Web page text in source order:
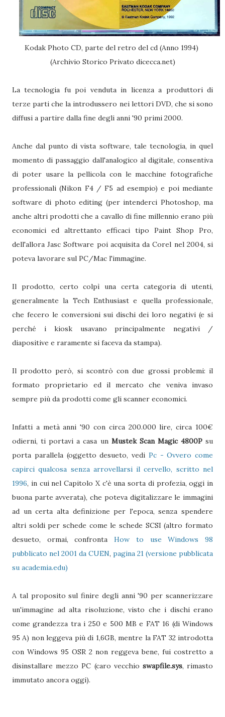
Kodak Photo CD, parte del retro del cd (Anno 1994)
(Archivio Storico Privato dicecca.net)
La tecnologia fu poi venduta in licenza a produttori di
terze parti che la introdussero nei lettori DVD, che si sono
diffusi a partire dalla fine degli anni '90 primi 2000.
Anche dal punto di vista software, tale tecnologia, in quel
momento di passaggio dall'analogico al digitale, consentiva
di poter usare la pellicola con le macchine fotografiche
professionali (Nikon F4 / F5 ad esempio) e poi mediante
software di photo editing (per intenderci Photoshop, ma
anche altri prodotti che a cavallo di fine millennio erano più
economici ed altrettanto efficaci tipo Paint Shop Pro,
dell'allora Jasc Software poi acquisita da Corel nel 2004, si
poteva lavorare sul PC/Mac l'immagine.
Il prodotto, certo colpì una certa categoria di utenti,
generalmente la Tech Enthusiast e quella professionale,
che fecero le conversioni sui dischi dei loro negativi (e si
perché i kiosk usavano principalmente negativi /
diapositive e raramente si faceva da stampa).
Il prodotto però, si scontrò con due grossi problemi: il
formato proprietario ed il mercato che veniva invaso
sempre più da prodotti come gli scanner economici.
Infatti a metà anni '90 con circa 200.000 lire, circa 100€
odierni, ti portavi a casa un Mustek Scan Magic 4800Psu
porta parallela (oggetto desueto, vedi Pc - Ovvero come
capirci qualcosa senza arrovellarsi il cervello, scritto nel
1996, in cui nel Capitolo X c'è una sorta di profezia, oggi in
buona parte avverata), che poteva digitalizzare le immagini
ad un certa alta definizione per l'epoca, senza spendere
altri soldi per schede come le schede SCSI (altro formato
desueto, ormai, confrontaHow to use Windows 98
pubblicato nel 2001 da CUEN, pagina 21 (versione pubblicata
su academia.edu)
A tal proposito sul finire degli anni '90 per scannerizzare
un'immagine ad alta risoluzione, visto che i dischi erano
come grandezza tra i 250 e 500 MB e FAT 16 (di Windows
95 A) non leggeva più di 1,6GB, mentre la FAT 32 introdotta
con Windows 95 OSR 2 non reggeva bene, fui costretto a
disinstallare mezzo PC (caro vecchio swapfile.sys, rimasto
immutato ancora oggi).